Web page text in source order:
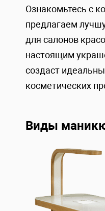
Ознакомьтесь с
предлагаем
для салонов
настоящим
создаст
косметических
Виды